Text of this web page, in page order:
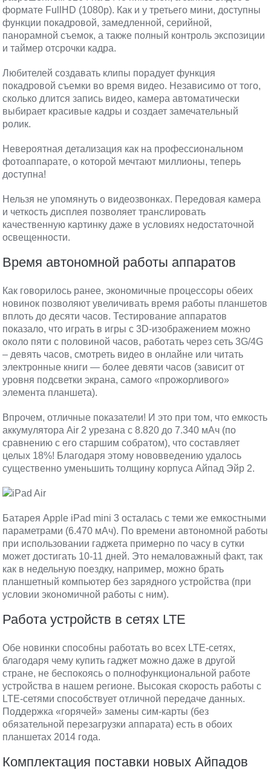
формате FullHD (1080p). Как и у третьего мини, доступны
функции покадровой, замедленной, серийной,
панорамной съемок, а также полный контроль экспозиции
и таймер отсрочки кадра.
Любителей создавать клипы порадует функция
покадровой съемки во время видео. Независимо от того,
сколько длится запись видео, камера автоматически
выбирает красивые кадры и создает замечательный
ролик.
Невероятная детализация как на профессиональном
фотоаппарате, о которой мечтают миллионы, теперь
доступна!
Нельзя не упомянуть о видеозвонках. Передовая камера
и четкость дисплея позволяет транслировать
качественную картинку даже в условиях недостаточной
освещенности.
Время автономной работы аппаратов
Как говорилось ранее, экономичные процессоры обеих
новинок позволяют увеличивать время работы планшетов
вплоть до десяти часов. Тестирование аппаратов
показало, что играть в игры с 3D-изображением можно
около пяти с половиной часов, работать через сеть 3G/4G
– девять часов, смотреть видео в онлайне или читать
электронные книги — более девяти часов (зависит от
уровня подсветки экрана, самого «прожорливого»
элемента планшета).
Впрочем, отличные показатели! И это при том, что емкость
аккумулятора Air 2 урезана с 8.820 до 7.340 мАч (по
сравнению с его старшим собратом), что составляет
целых 18%! Благодаря этому нововведению удалось
существенно уменьшить толщину корпуса Айпад Эйр 2.
Батарея Apple iPad mini 3 осталась с теми же емкостными
параметрами (6.470 мАч). По времени автономной работы
при использовании гаджета примерно по часу в сутки
может достигать 10-11 дней. Это немаловажный факт, так
как в недельную поездку, например, можно брать
планшетный компьютер без зарядного устройства (при
условии экономичной работы с ним).
Работа устройств в сетях LTE
Обе новинки способны работать во всех LTE-сетях,
благодаря чему купить гаджет можно даже в другой
стране, не беспокоясь о полнофункциональной работе
устройства в нашем регионе. Высокая скорость работы с
LTE-сетями способствует отличной передаче данных.
Поддержка «горячей» замены сим-карты (без
обязательной перезагрузки аппарата) есть в обоих
планшетах 2014 года.
Комплектация поставки новых Айпадов